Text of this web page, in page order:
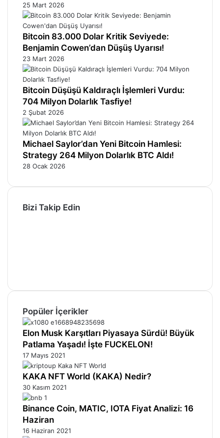
25 Mart 2026
Bitcoin 83.000 Dolar Kritik Seviyede:
Benjamin Cowen’dan Düşüş Uyarısı!
23 Mart 2026
Bitcoin Düşüşü Kaldıraçlı İşlemleri Vurdu:
704 Milyon Dolarlık Tasfiye!
2 Şubat 2026
Michael Saylor’dan Yeni Bitcoin Hamlesi:
Strategy 264 Milyon Dolarlık BTC Aldı!
28 Ocak 2026
Bizi Takip Edin
Popüler İçerikler
Elon Musk Karşıtları Piyasaya Sürdü! Büyük
Patlama Yaşadı! İşte FUCKELON!
17 Mayıs 2021
KAKA NFT World (KAKA) Nedir?
30 Kasım 2021
Binance Coin, MATIC, IOTA Fiyat Analizi: 16
Haziran
16 Haziran 2021